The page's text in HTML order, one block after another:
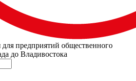
для предприятий общественного
до Владивостока